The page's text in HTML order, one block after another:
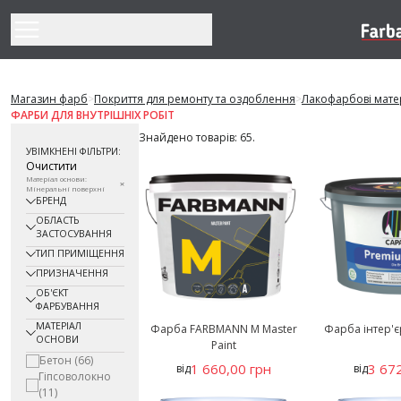
Магазин фарб>Покриття для ремонту та оздоблення>Лакофарбові
ФАРБИ ДЛЯ ВНУТРІШНІХ РОБІТ
УВІМКНЕНІ ФІЛЬТРИ:
Очистити
Матеріал основи:
Мінеральні поверхні
БРЕНД
ОБЛАСТЬ
ЗАСТОСУВАННЯ
ТИП ПРИМІЩЕННЯ
ПРИЗНАЧЕННЯ
ОБ'ЄКТ
ФАРБУВАННЯ
МАТЕРІАЛ
ОСНОВИ
Бетон (66)
Гіпсоволокно
(11)
Знайдено товарів: 65.
Фарба FARBMANN M Master
Paint
від1 660,00 грн
Фарба
від3